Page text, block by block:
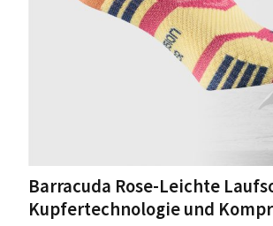
Barracuda Rose-Leichte
Kupfertechnologie und